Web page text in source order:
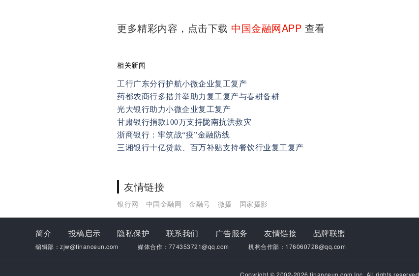
更多精彩内容，点击下载 中国金融网APP 查看
相关新闻
工行广东分行护航小微企业复工复产
药都农商行多措并举助力复工复产与春耕备耕
光大银行助力小微企业复工复产
甘肃银行捐款100万支持陇南抗洪救灾
浙商银行：牢筑战“疫”金融防线
三湘银行十亿贷款、百万补贴支持餐饮行业复工复产
友情链接
银行网 中国金融网 金融号 微摄 国家摄影
简介 投稿启示 隐私保护 联系我们 广告服务 友情链接 品牌联盟
编辑部：zjw@financeun.com 媒体合作：774353721@qq.com 机构合作部：176060728@qq.com
Copyright © 2002-2026 financeun.com Inc. All rights reserved.